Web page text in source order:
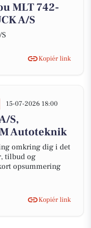
MLT 742-
A/S
Kopiér link
15-07-2026 18:00
S,
Autoteknik
omkring dig i det
tilbud og
opsummering
Kopiér link